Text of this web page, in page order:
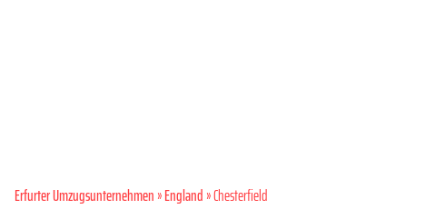
Erfurter Umzugsunternehmen»England» Chesterfield